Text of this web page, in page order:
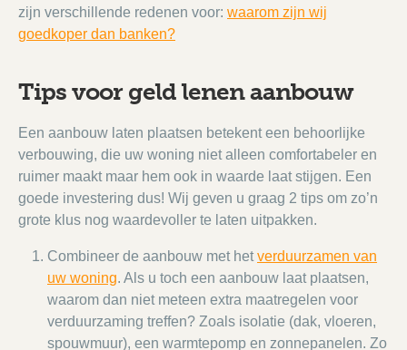
zijn verschillende redenen voor: waarom zijn wij
goedkoper dan banken?
Tips voor geld lenen aanbouw
Een aanbouw laten plaatsen betekent een behoorlijke
verbouwing, die uw woning niet alleen comfortabeler en
ruimer maakt maar hem ook in waarde laat stijgen. Een
goede investering dus! Wij geven u graag 2 tips om zo’n
grote klus nog waardevoller te laten uitpakken.
Combineer de aanbouw met hetverduurzamen van
uw woning. Als u toch een aanbouw laat plaatsen,
waarom dan niet meteen extra maatregelen voor
verduurzaming treffen? Zoals isolatie (dak, vloeren,
spouwmuur), een warmtepomp en zonnepanelen. Zo